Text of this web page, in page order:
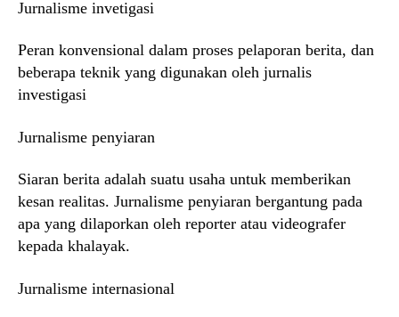
Jurnalisme invetigasi
Peran konvensional dalam proses pelaporan berita, dan
beberapa teknik yang digunakan oleh jurnalis
investigasi
Jurnalisme penyiaran
Siaran berita adalah suatu usaha untuk memberikan
kesan realitas. Jurnalisme penyiaran bergantung pada
apa yang dilaporkan oleh reporter atau videografer
kepada khalayak.
Jurnalisme internasional